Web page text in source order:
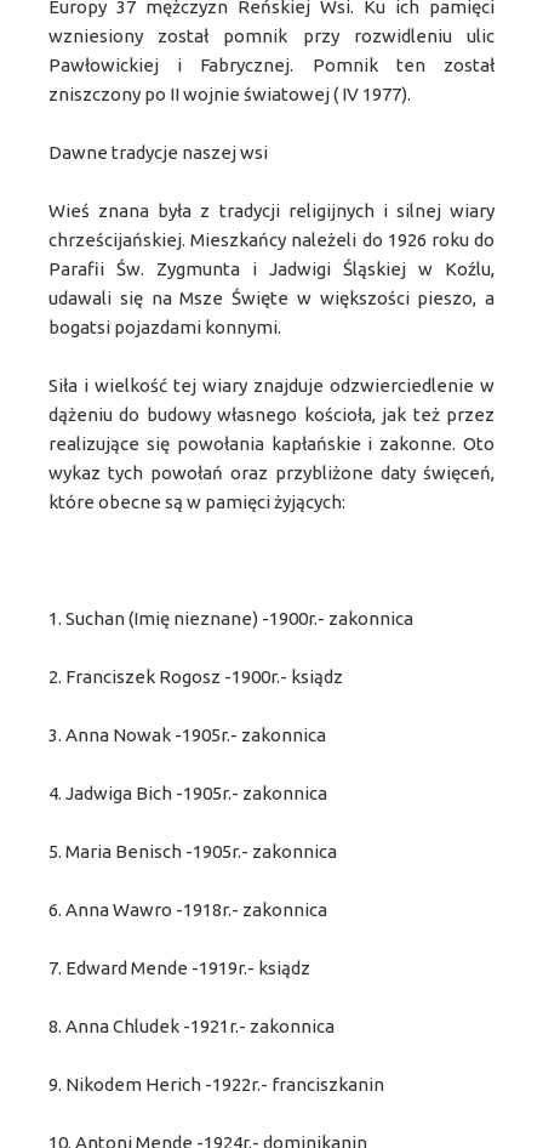
Europy 37 mężczyzn Reńskiej Wsi. Ku ich pamięci
wzniesiony został pomnik przy rozwidleniu ulic
Pawłowickiej i Fabrycznej. Pomnik ten został
zniszczony po II wojnie światowej ( IV 1977).
Dawne tradycje naszej wsi
Wieś znana była z tradycji religijnych i silnej wiary
chrześcijańskiej. Mieszkańcy należeli do 1926 roku do
Parafii Św. Zygmunta i Jadwigi Śląskiej w Koźlu,
udawali się na Msze Święte w większości pieszo, a
bogatsi pojazdami konnymi.
Siła i wielkość tej wiary znajduje odzwierciedlenie w
dążeniu do budowy własnego kościoła, jak też przez
realizujące się powołania kapłańskie i zakonne. Oto
wykaz tych powołań oraz przybliżone daty święceń,
które obecne są w pamięci żyjących:
1. Suchan (Imię nieznane) -1900r.- zakonnica
2. Franciszek Rogosz -1900r.- ksiądz
3. Anna Nowak -1905r.- zakonnica
4. Jadwiga Bich -1905r.- zakonnica
5. Maria Benisch -1905r.- zakonnica
6. Anna Wawro -1918r.- zakonnica
7. Edward Mende -1919r.- ksiądz
8. Anna Chludek -1921r.- zakonnica
9. Nikodem Herich -1922r.- franciszkanin
10. Antoni Mende -1924r.- dominikanin